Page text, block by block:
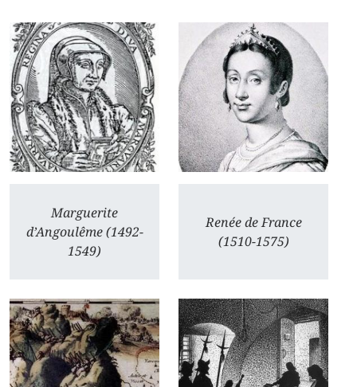
Marguerite
d’Angoulême (1492-
1549)
Renée de France
(1510-1575)